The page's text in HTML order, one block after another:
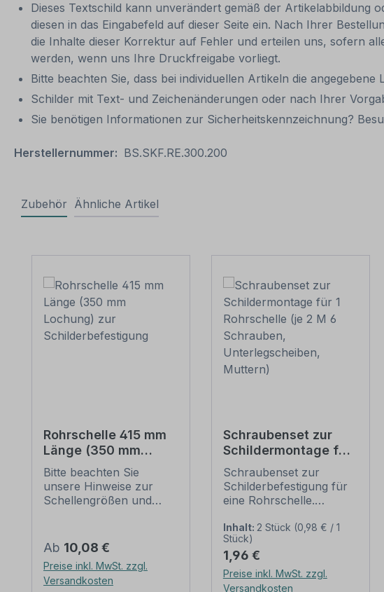
Dieses Textschild kann unverändert gemäß der Artikelabbildung
diesen in das Eingabefeld auf dieser Seite ein. Nach Ihrer
die Inhalte dieser Korrektur auf Fehler und erteilen uns, sofern
werden, wenn uns Ihre Druckfreigabe vorliegt.
Bitte beachten Sie, dass bei individuellen Artikeln die
Schilder mit Text- und Zeichenänderungen oder nach Ihrer
Sie benötigen Informationen zur Sicherheitskennzeichnung?
Herstellernummer: BS.SKF.RE.300.200
Zubehör Ähnliche Artikel
Rohrschelle 415 mm
Länge (350 mm
Lochung) zur
Schilderbefestigung
Bitte beachten Sie
unsere Hinweise zur
Schellengrößen und
(weiter unten).
Rohrschellen nach der
IVZ-Norm stellen die
Standardbefestigungen
Regulärer Preis:
Ab 10,08 €
Preise inkl. MwSt. zzgl.
Versandkosten
Schraubenset zur
Schildermontage für
1 Rohrschelle (je 2 M
6 Schrauben,
Unterlegscheiben,
Schraubenset zur
Schilderbefestigung für
eine Rohrschelle.
Schraubensets zur
Schilderbefestigung:
Ausführung: Stahl,
feuerverzinkt
Verpackungseinheit -
Inhalt: 2 Stück (0,98 € / 1
Stück)
Regulärer Preis:
1,96 €
Preise inkl. MwSt. zzgl.
Versandkosten